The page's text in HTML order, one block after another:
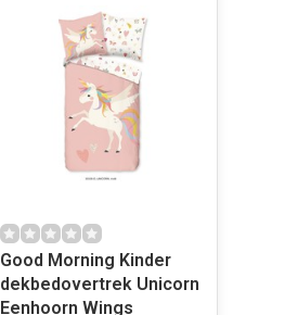
Good Morning Kinder
dekbedovertrek Unicorn
Eenhoorn Wings